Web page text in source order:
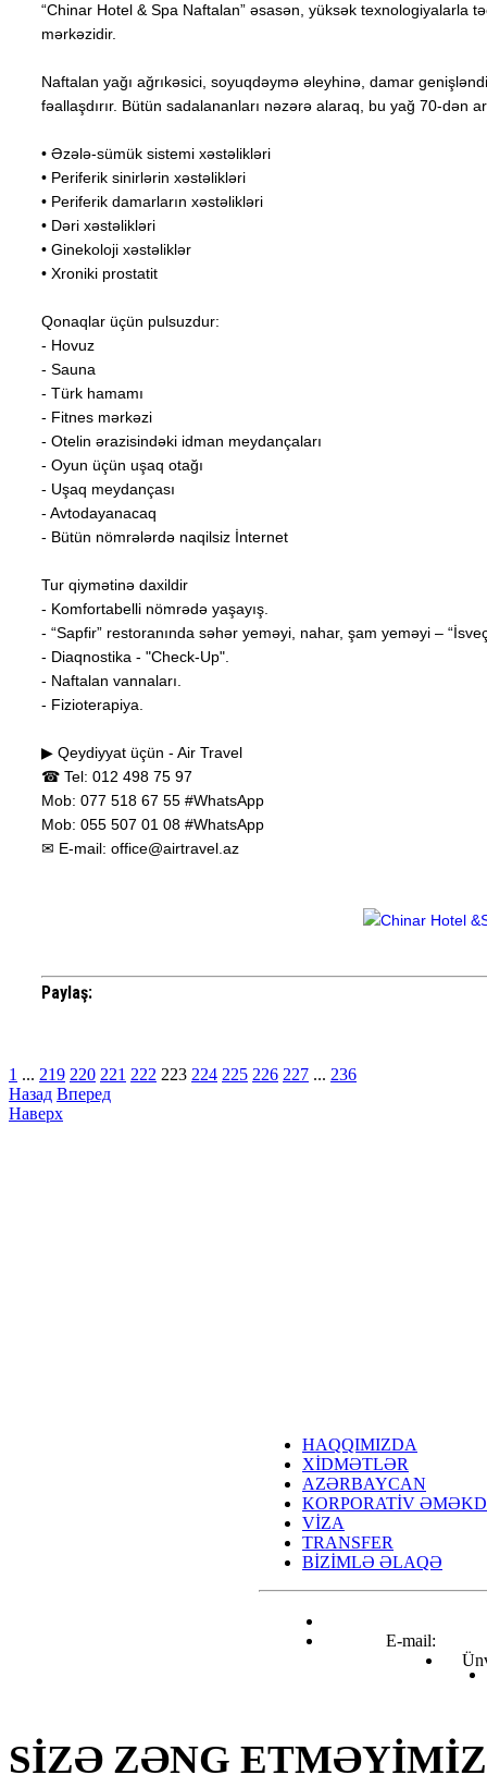
“Chinar Hotel & Spa Naftalan” əsasən, yüksək texnologiyalarla
mərkəzidir.
Naftalan yağı ağrıkəsici, soyuqdəymə əleyhinə, damar
fəallaşdırır. Bütün sadalananları nəzərə alaraq, bu yağ 70-dən
• Əzələ-sümük sistemi xəstəlikləri
• Periferik sinirlərin xəstəlikləri
• Periferik damarların xəstəlikləri
• Dəri xəstəlikləri
• Ginekoloji xəstəliklər
• Xroniki prostatit
Qonaqlar üçün pulsuzdur:
- Hovuz
- Sauna
- Türk hamamı
- Fitnes mərkəzi
- Otelin ərazisindəki idman meydançaları
- Oyun üçün uşaq otağı
- Uşaq meydançası
- Avtodayanacaq
- Bütün nömrələrdə naqilsiz İnternet
Tur qiymətinə daxildir
- Komfortabelli nömrədə yaşayış.
- “Sapfir” restoranında səhər yeməyi, nahar, şam yeməyi –
- Diaqnostika - "Check-Up".
- Naftalan vannaları.
- Fizioterapiya.
▶ Qeydiyyat üçün - Air Travel
☎ Tel: 012 498 75 97
Mob: 077 518 67 55 #WhatsApp
Mob: 055 507 01 08 #WhatsApp
✉ E-mail: office@airtravel.az
Paylaş:
1 ... 219 220 221 222 223 224 225 226 227 ... 236
Назад Вперед
Наверх
HAQQIMIZDA
XİDMƏTLƏR
AZƏRBAYCAN
KORPORATİV
VİZA
TRANSFER
BİZİMLƏ ƏLAQƏ
E-mail:
info@airtravel.az
Nizami küçəsi 221C, Bakı
SİZƏ ZƏNG